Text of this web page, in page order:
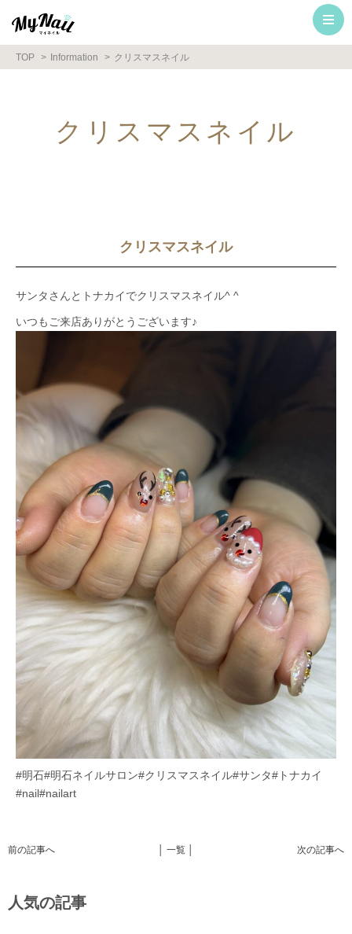
TOP Information クリスマスネイル
クリスマスネイル
クリスマスネイル
サンタさんとトナカイでクリスマスネイル^ ^
いつもご来店ありがとうございます♪
#明石#明石ネイルサロン#クリスマスネイル#サンタ#トナカイ
#nail#nailart
前の記事へ 次の記事へ
│ 一覧 │
人気の記事